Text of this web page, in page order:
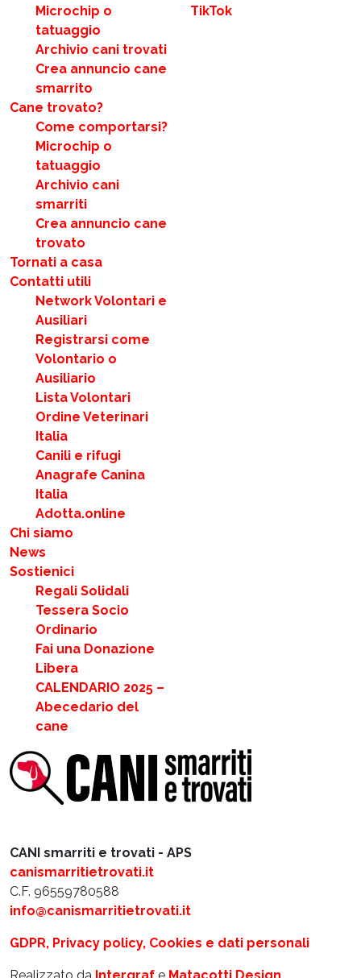
CANI smarriti e trovati - APS
canismarritietrovati.it
C.F. 96559780588
info@canismarritietrovati.it
GDPR, Privacy policy, Cookies e dati personali
Microchip o
tatuaggio
Archivio cani trovati
Crea annuncio cane
smarrito
Cane trovato?
Come comportarsi?
Microchip o
tatuaggio
Archivio cani
smarriti
Crea annuncio cane
trovato
Tornati a casa
Contatti utili
Network Volontari e
Ausiliari
Registrarsi come
Volontario o
Ausiliario
Lista Volontari
Ordine Veterinari
Italia
Canili e rifugi
Anagrafe Canina
Italia
Adotta.online
Chi siamo
News
Sostienici
Regali Solidali
Tessera Socio
Ordinario
Fai una Donazione
Libera
CALENDARIO 2025 –
Abecedario del
cane
TikTok